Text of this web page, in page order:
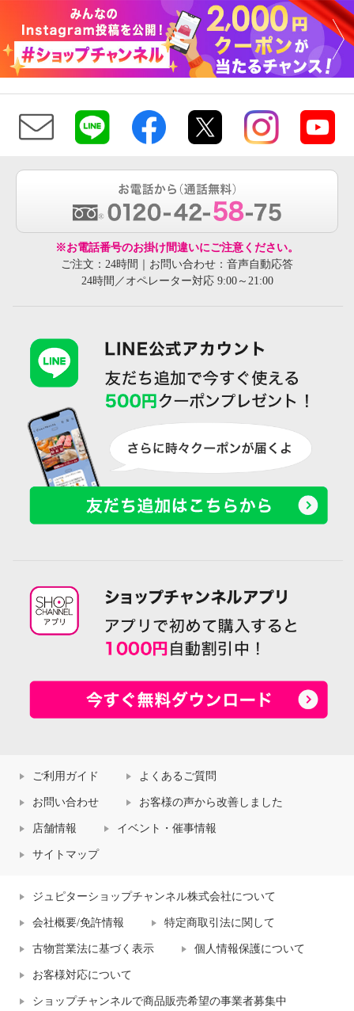
※お電話番号のお掛け間違いにご注意ください。
ご注文：24時間｜お問い合わせ：音声自動応答
24時間／オペレーター対応 9:00～21:00
ご利用ガイド よくあるご質問
お問い合わせ お客様の声から改善しました
店舗情報 イベント・催事情報
サイトマップ
ジュピターショップチャンネル株式会社について
会社概要/免許情報 特定商取引法に関して
古物営業法に基づく表示 個人情報保護について
お客様対応について
ショップチャンネルで商品販売希望の事業者募集中